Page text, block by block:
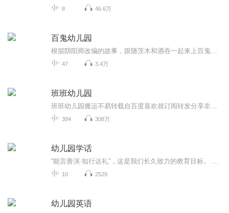
8 46.6万
百鬼幼儿园
47 3.4万
班班幼儿园
384 308万
幼儿园学话
10 2529
幼儿园英语